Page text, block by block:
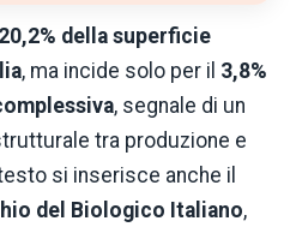
20,2% della superficie
, ma incide solo per il 3,8%
, segnale di un
tra produzione e
si inserisce anche il
del Biologico Italiano,